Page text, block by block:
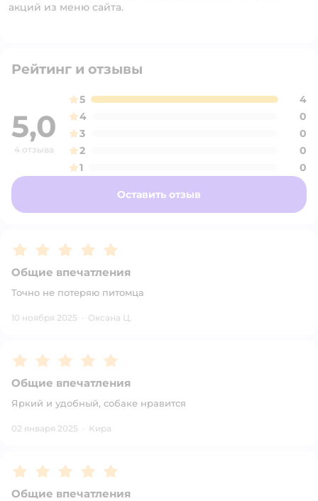
акций из меню сайта.
Рейтинг и отзывы
5,0
4 отзыва
5
4
4
0
3
0
2
0
1
0
Оставить отзыв
Рейтинг:5
Общие впечатления
Точно не потеряю питомца
10 ноября 2025 · Оксана Ц.
Рейтинг:5
Общие впечатления
Яркий и удобный, собаке нравится
02 января 2025 · Кира
Рейтинг:5
Общие впечатления